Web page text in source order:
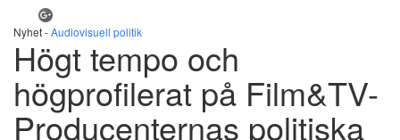
Nyhet -Audiovisuell politik
Högt tempo och
högprofilerat på Film&TV-
Producenternas politiska